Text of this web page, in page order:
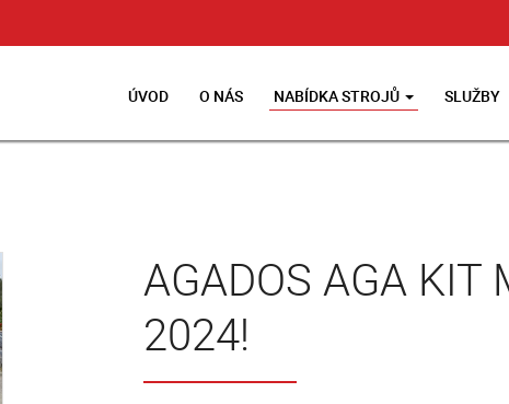
ÚVOD O NÁS NABÍDKA STROJŮ SLUŽBY
AGADOS AGA KIT
2024!